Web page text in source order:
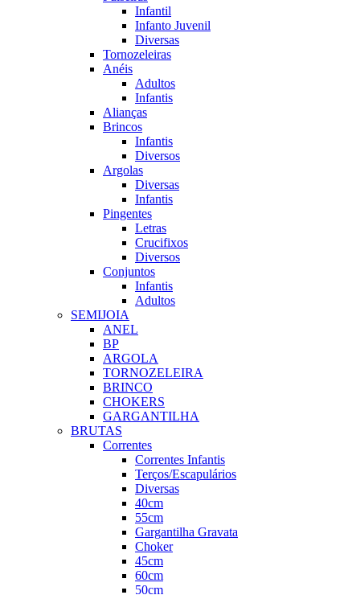
Infantil
Infanto Juvenil
Diversas
Tornozeleiras
Anéis
Adultos
Infantis
Alianças
Brincos
Infantis
Diversos
Argolas
Diversas
Infantis
Pingentes
Letras
Crucifixos
Diversos
Conjuntos
Infantis
Adultos
SEMIJOIA
ANEL
BP
ARGOLA
TORNOZELEIRA
BRINCO
CHOKERS
GARGANTILHA
BRUTAS
Correntes
Correntes Infantis
Terços/Escapulários
Diversas
40cm
55cm
Gargantilha Gravata
Choker
45cm
60cm
50cm